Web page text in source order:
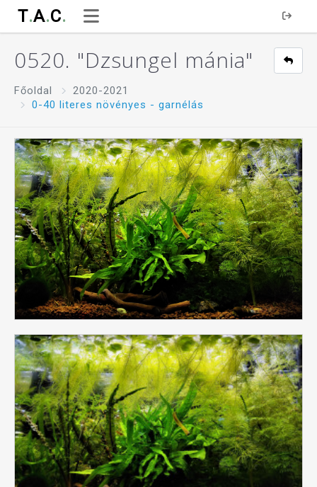
T.A.C.
0520. "Dzsungel mánia"
Főoldal
2020-2021
0-40 literes növényes - garnélás